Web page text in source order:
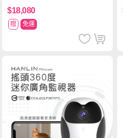
球 狂熱 中文版
$18,080
贈 免運